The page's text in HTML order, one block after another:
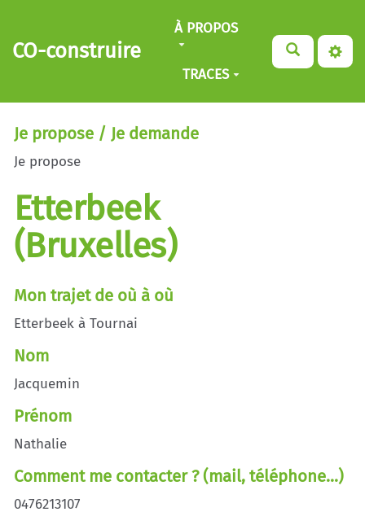
Aller au contenu principal
CO-construire
À PROPOS
TRACES
Je propose / Je demande
Je propose
Etterbeek
(Bruxelles)
Mon trajet de où à où
Etterbeek à Tournai
Nom
Jacquemin
Prénom
Nathalie
Comment me contacter ? (mail, téléphone...)
0476213107